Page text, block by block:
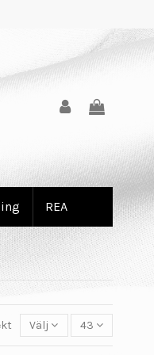
REA
Välj 43